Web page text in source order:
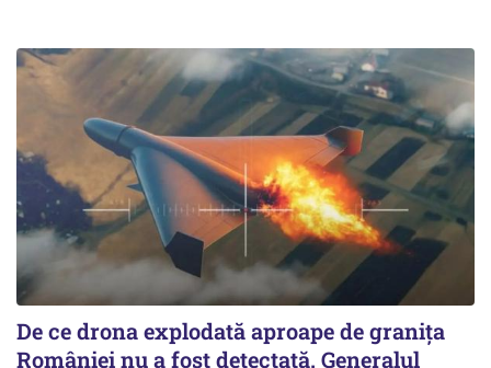
De ce drona explodată aproape de granița
României nu a fost detectată. Generalul